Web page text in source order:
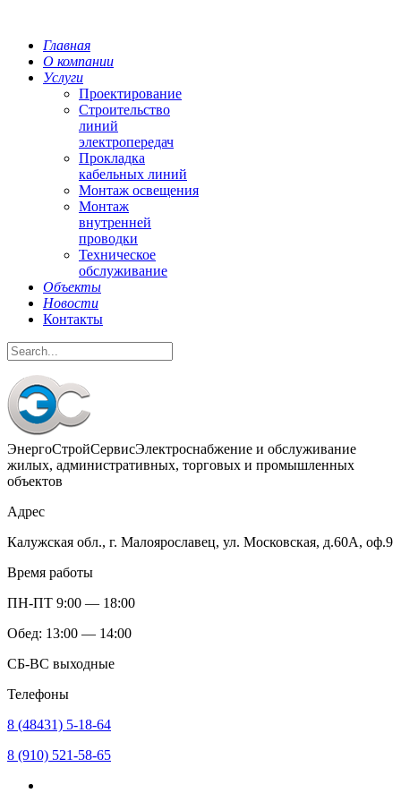
Главная
О компании
Услуги
Проектирование
Строительство
линий
электропередач
Прокладка
кабельных линий
Монтаж освещения
Монтаж
внутренней
проводки
Техническое
обслуживание
Объекты
Новости
Контакты
ЭнергоСтройСервисЭлектроснабжение и обслуживание
жилых, административных, торговых и промышленных
объектов
Адрес
Калужская обл., г. Малоярославец, ул. Московская, д.60А, оф.9
Время работы
ПН-ПТ 9:00 — 18:00
Обед: 13:00 — 14:00
СБ-ВС выходные
Телефоны
8 (48431) 5-18-64
8 (910) 521-58-65